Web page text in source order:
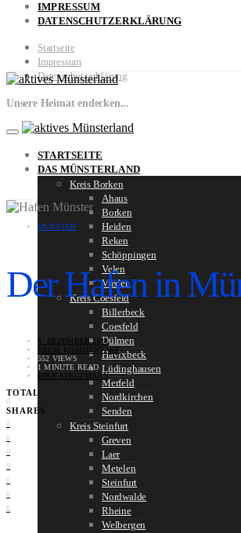
IMPRESSUM
DATENSCHUTZERKLÄRUNG
Startseite
Impressum
Datenschutzerklärung
Unsere Heimat endecken...
STARTSEITE
DAS MÜNSTERLAND
Kreis Borken
Ahaus
Borken
Heiden
Reken
Schöppingen
Velen
Vreden
Kreis Coesfeld
Billerbeck
Coesfeld
Dülmen
Havixbeck
Lüdinghausen
Merfeld
Nordkirchen
Senden
Kreis Steinfurt
Greven
Laer
Metelen
Steinfurt
Nordwalde
Rheine
Welbergen
MÜNSTER
Der Hafen in
4. DEZEMBER 2016
KEINE KOMMENTARE
552 VIEWS
1 MINUTE READ
DIRK STEGEMANN
TOTAL
0
SHARES
0
0
0
0
0
0
0